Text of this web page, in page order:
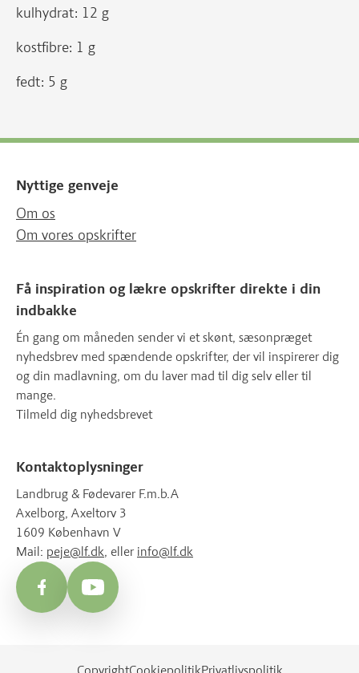
kulhydrat: 12 g
kostfibre: 1 g
fedt: 5 g
Nyttige genveje
Om os
Om vores opskrifter
Få inspiration og lækre opskrifter direkte i din
indbakke
Én gang om måneden sender vi et skønt, sæsonpræget
nyhedsbrev med spændende opskrifter, der vil inspirerer dig
og din madlavning, om du laver mad til dig selv eller til
mange.
Tilmeld dig nyhedsbrevet
Kontaktoplysninger
Landbrug & Fødevarer F.m.b.A
Axelborg, Axeltorv 3
1609 København V
Mail: peje@lf.dk, eller info@lf.dk
FacebookYouTube